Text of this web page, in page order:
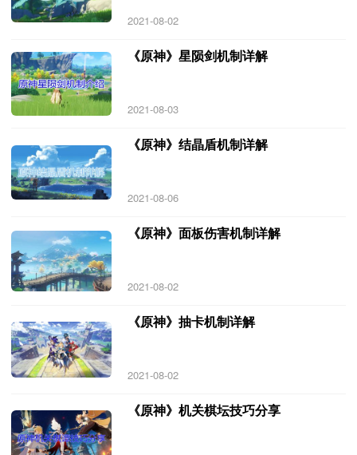
2021-08-02
《原神》星陨剑机制详解
2021-08-03
《原神》结晶盾机制详解
2021-08-06
《原神》面板伤害机制详解
2021-08-02
《原神》抽卡机制详解
2021-08-02
《原神》机关棋坛技巧分享